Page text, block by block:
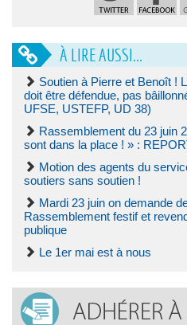
À LIRE AUSSI...
Soutien à Pierre et Benoît !
doit être défendue, pas
UFSE, USTEFP, UD 38)
Rassemblement du 23 juin
sont dans la place ! » :
Motion des agents du
soutiers sans soutien !
Mardi 23 juin on demande
Rassemblement festif et
publique
Le 1er mai est à nous